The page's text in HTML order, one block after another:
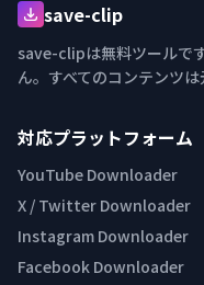
save-clip
save-clipは無料ツールで
ん。すべてのコンテンツは
対応プラットフォーム
YouTube Downloader
X / Twitter Downloader
Instagram Downloader
Facebook Downloader